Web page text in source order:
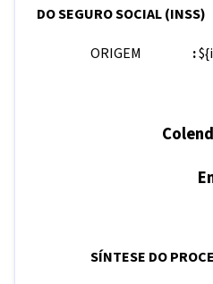
DO SEGURO SOCIAL (INSS)
ORIGEM :
Colenda
SÍNTESE DO